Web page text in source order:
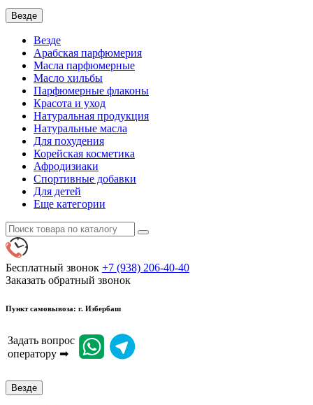
Везде
Везде
Арабская парфюмерия
Масла парфюмерные
Масло хильбы
Парфюмерные флаконы
Красота и уход
Натуральная продукция
Натуральные масла
Для похудения
Корейская косметика
Афродизиаки
Спортивные добавки
Для детей
Еще категории
Бесплатный звонок +7 (938) 206-40-40
Заказать обратный звонок
Пункт самовывоза: г. Избербаш
Задать вопрос
оператору ➡
Везде